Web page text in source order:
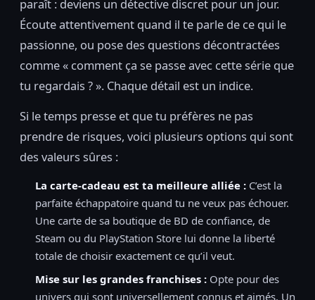
paraît : deviens un détective discret pour un jour.
Écoute attentivement quand il te parle de ce qui le
passionne, ou pose des questions décontractées
comme « comment ça se passe avec cette série que
tu regardais ? ». Chaque détail est un indice.
Si le temps presse et que tu préfères ne pas
prendre de risques, voici plusieurs options qui sont
des valeurs sûres :
La carte-cadeau est ta meilleure alliée : C’est la
parfaite échappatoire quand tu ne veux pas échouer.
Une carte de sa boutique de BD de confiance, de
Steam ou du PlayStation Store lui donne la liberté
totale de choisir exactement ce qu’il veut.
Mise sur les grandes franchises : Opte pour des
univers qui sont universellement connus et aimés. Un